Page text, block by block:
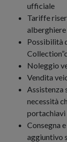
ufficiale
Tariffe
alberghiere
Possibilità
Noleggio
Vendita
Assistenza
necessità
portachiavi
Consegna
aggiuntivo